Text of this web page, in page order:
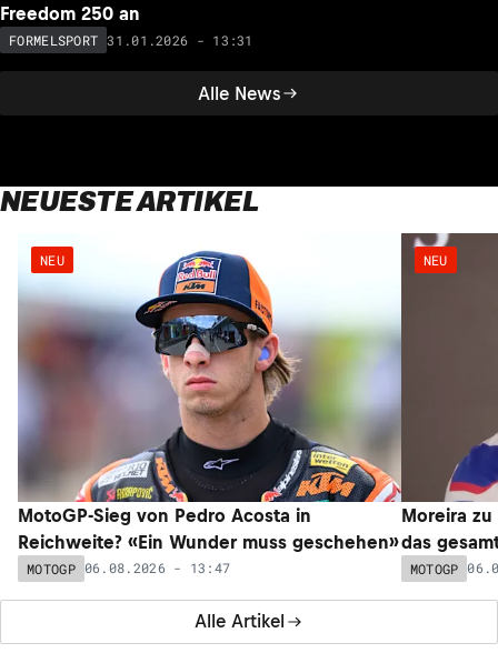
Alle News
Freedom 250 an
FORMELSPORT 31.01.2026 - 13:31
NEUESTE ARTIKEL
Alle Artikel
NEU
MotoGP-Sieg von Pedro Acosta in
Reichweite? «Ein Wunder muss geschehen»
MOTOGP 06.08.2026 - 13:47
NEU
Moreira
das
MOTOGP